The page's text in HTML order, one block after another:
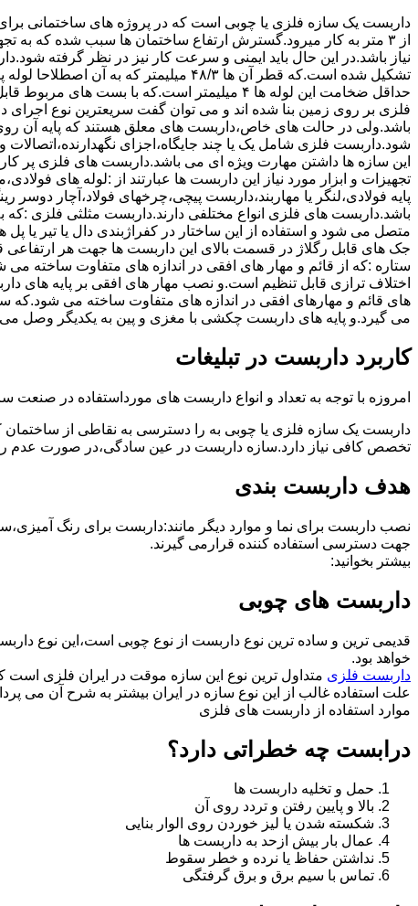
داربست یک سازه فلزی یا چوبی است که در پروژه های ساختمانی برای
از ۳ متر به کار میرود.گسترش ارتفاع ساختمان ها سبب شده که به
نیاز باشد.در این حال باید ایمنی و سرعت کار نیز در نظر گرفته
تشکیل شده است.که قطر آن ها ۴۸/۳ میلیمتر که
حداقل ضخامت این لوله ها ۴ میلیمتر است.که با بست
فلزی بر روی زمین بنا شده اند و می توان گفت سریعترین نوع
باشد.ولی در حالت های خاص،داربست های معلق هستند که پایه آن
شود.داربست فلزی شامل یک یا چند جایگاه،اجزای
این سازه ها داشتن مهارت ویژه ای می باشد.داربست های فلزی پر
تجهیزات و ابزار مورد نیاز این داربست ها عبارتند از :لوله های
پایه فولادی،لنگر یا مهاربند،داربست پیچی،چرخهای فولاد،آچار دوسر
باشد.داربست های فلزی انواع مختلفی دارند.داربست مثلثی فلزی :که
متصل می شود و استفاده از این ساختار در کفراژبندی دال یا تیر یا
ستاره :که از قائم و مهار های افقی در اندازه های متفاوت ساخته
اختلاف ترازی قابل تنظیم است.و نصب مهار های افقی بر پایه
های قائم و مهارهای افقی در اندازه های متفاوت ساخته می
می گیرد.و پایه های داربست چکشی با مغزی و پین به یکدیگر وصل
کاربرد داربست در تبلیغات
امروزه با توجه به تعداد و انواع داربست های مورداستفاده در صنعت
داربست یک سازه فلزی یا چوبی به را دسترسی به نقاطی از
تخصص کافی نیاز دارد.سازه داربست در عین سادگی،در صورت عدم
هدف داربست بندی
نصب داربست برای نما و موارد دیگر مانند:داربست برای رنگ
جهت دسترسی استفاده کننده قرارمی گیرند.
بیشتر بخوانید:
داربست های چوبی
قدیمی ترین و ساده ترین نوع داربست از نوع چوبی است،این نوع
خواهد بود.
داربست فلزی متداول ترین نوع این سازه موقت در ایران فلزی
علت استفاده غالب از این نوع سازه در ایران بیشتر به شرح آن می
موارد استفاده از داربست های فلزی
درابست چه خطراتی دارد؟
حمل و تخلیه داربست ها
بالا و پایین رفتن و تردد روی آن
شکسته شدن یا لیز خوردن روی الوار بنایی
عمال بار بیش ازحد به داربست ها
نداشتن حفاظ یا نرده و خطر سقوط
تماس با سیم برق و برق گرفتگی